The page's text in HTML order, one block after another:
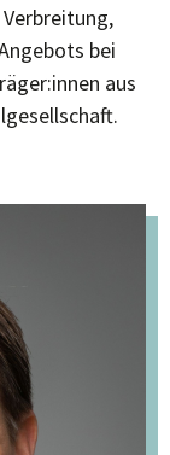
bei
aus